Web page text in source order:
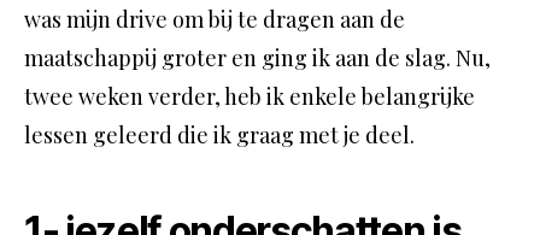
was mijn drive om bij te dragen aan de
maatschappij groter en ging ik aan de slag. Nu,
twee weken verder, heb ik enkele belangrijke
lessen geleerd die ik graag met je deel.